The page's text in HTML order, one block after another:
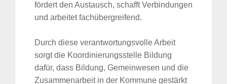
fördert den Austausch, schafft Verbindungen
und arbeitet fachübergreifend.
Durch diese verantwortungsvolle Arbeit
sorgt die Koordinierungsstelle Bildung
dafür, dass Bildung, Gemeinwesen und die
Zusammenarbeit in der Kommune gestärkt